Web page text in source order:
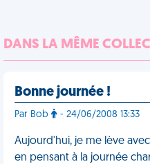
DANS LA MÊME
Bonne journée !
Par Bob - 24/06/2008 13:33
Aujourd'hui, je me lève
en pensant à la journée